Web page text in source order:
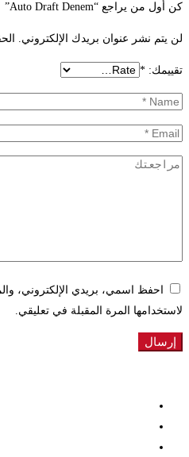
كن أول من يراجع “Auto Draft Denem”
لن يتم نشر عنوان بريدك الإلكتروني.
تقييمك: *
احفظ اسمي، بريدي الإلكتروني،
لاستخدامها المرة المقبلة في تعليقي.